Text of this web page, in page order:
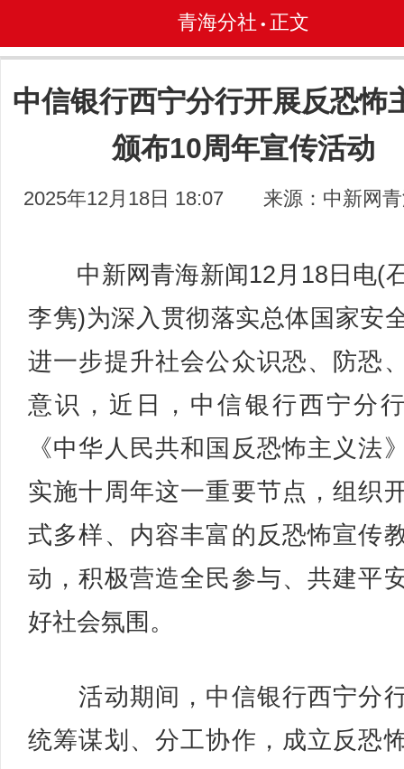
青海分社 • 正文
中信银行西宁分行开展反恐怖
颁布10周年宣传活动
2025年12月18日 18:07 来源：中新网
中新网青海新闻12月18日电(
李隽)为深入贯彻落实总体国家安
进一步提升社会公众识恐、防恐
意识，近日，中信银行西宁分
《中华人民共和国反恐怖主义法
实施十周年这一重要节点，组织
式多样、内容丰富的反恐怖宣传
动，积极营造全民参与、共建平
好社会氛围。
活动期间，中信银行西宁分
统筹谋划、分工协作，成立反恐